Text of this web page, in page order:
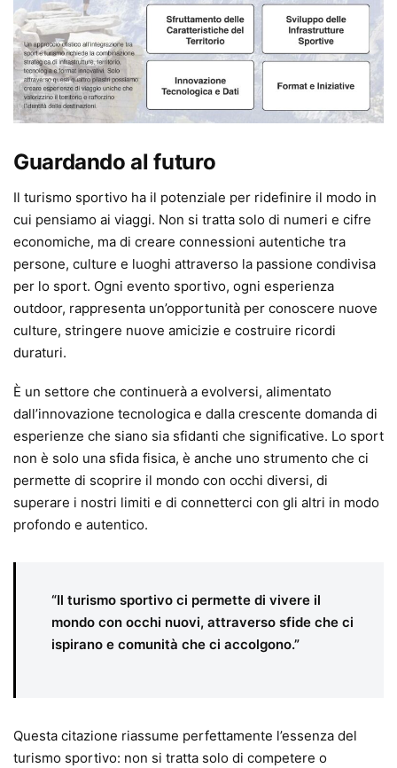
Guardando al futuro
Il turismo sportivo ha il potenziale per ridefinire il modo in
cui pensiamo ai viaggi. Non si tratta solo di numeri e cifre
economiche, ma di creare connessioni autentiche tra
persone, culture e luoghi attraverso la passione condivisa
per lo sport. Ogni evento sportivo, ogni esperienza
outdoor, rappresenta un’opportunità per conoscere nuove
culture, stringere nuove amicizie e costruire ricordi
duraturi.
È un settore che continuerà a evolversi, alimentato
dall’innovazione tecnologica e dalla crescente domanda di
esperienze che siano sia sfidanti che significative. Lo sport
non è solo una sfida fisica, è anche uno strumento che ci
permette di scoprire il mondo con occhi diversi, di
superare i nostri limiti e di connetterci con gli altri in modo
profondo e autentico.
“Il turismo sportivo ci permette di vivere il
mondo con occhi nuovi, attraverso sfide che ci
ispirano e comunità che ci accolgono.”
Questa citazione riassume perfettamente l’essenza del
turismo sportivo: non si tratta solo di competere o